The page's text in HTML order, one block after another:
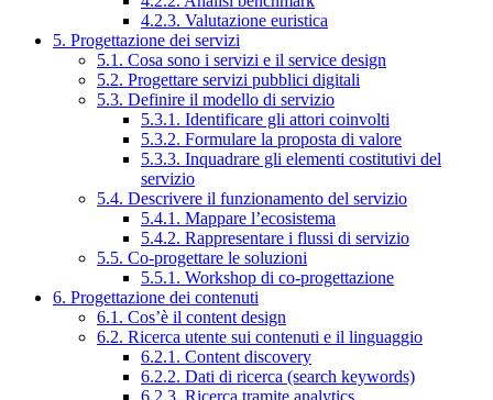
4.2.3. Valutazione euristica
5. Progettazione dei servizi
5.1. Cosa sono i servizi e il service design
5.2. Progettare servizi pubblici digitali
5.3. Definire il modello di servizio
5.3.1. Identificare gli attori coinvolti
5.3.2. Formulare la proposta di valore
5.3.3. Inquadrare gli elementi costitutivi del
servizio
5.4. Descrivere il funzionamento del servizio
5.4.1. Mappare l’ecosistema
5.4.2. Rappresentare i flussi di servizio
5.5. Co-progettare le soluzioni
5.5.1. Workshop di co-progettazione
6. Progettazione dei contenuti
6.1. Cos’è il content design
6.2. Ricerca utente sui contenuti e il linguaggio
6.2.1. Content discovery
6.2.2. Dati di ricerca (search keywords)
6.2.3. Ricerca tramite analytics